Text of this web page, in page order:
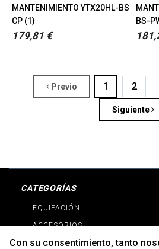
MANTENIMIENTO YTX20HL-BS
CP (1)
179,81 €
BS-
Previo 1 2
Siguiente
CATEGORÍAS
EQUIPACIÓN
ACCESORIOS
RECAMBIOS
Con su consentimiento, tanto